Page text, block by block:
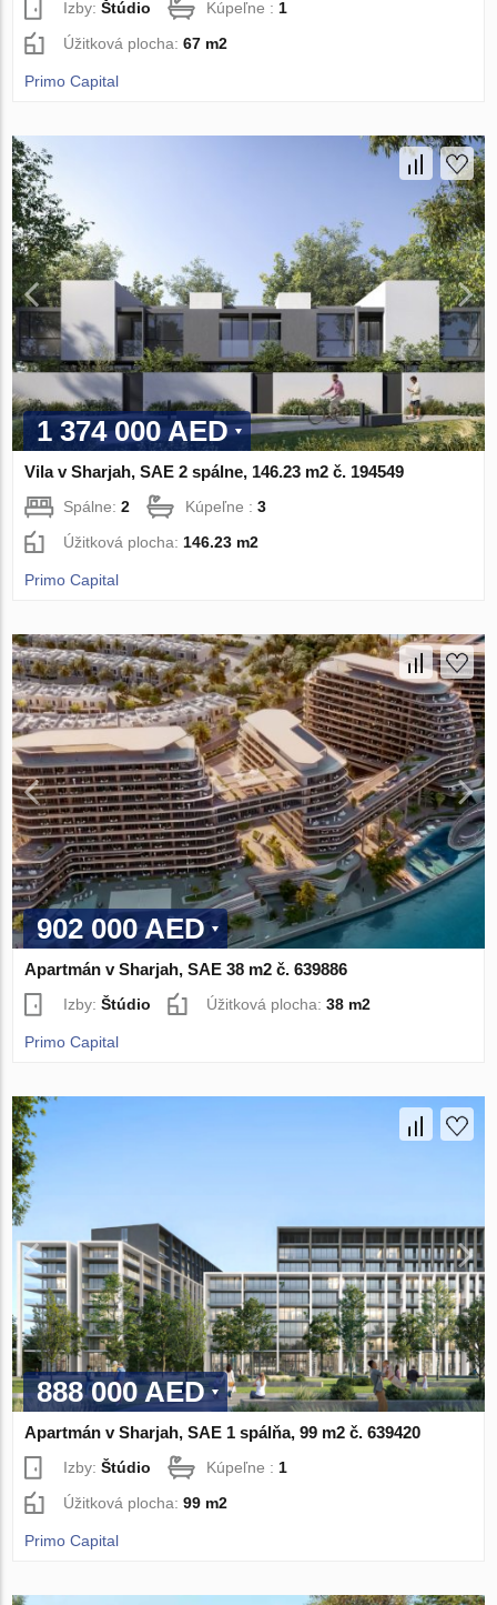
Izby:Štúdio Kúpeľne : 1
Úžitková plocha:67 m2
Primo Capital
1 374 000 AED
Vila v Sharjah, SAE 2 spálne, 146.23 m2 č. 194549
Spálne:2 Kúpeľne :3
Úžitková plocha: 146.23 m2
Primo Capital
902 000 AED
Apartmán v Sharjah, SAE 38 m2 č. 639886
Izby:Štúdio Úžitková plocha:38 m2
Primo Capital
888 000 AED
Apartmán v Sharjah, SAE 1 spálňa, 99 m2 č. 639420
Izby:Štúdio Kúpeľne : 1
Úžitková plocha:99 m2
Primo Capital